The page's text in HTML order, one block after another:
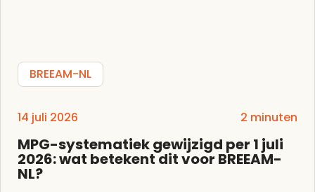
BREEAM-NL
14 juli 2026 2 minuten
MPG-systematiek gewijzigd per 1 juli
2026: wat betekent dit voor BREEAM-
NL?